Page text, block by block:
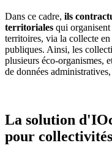
Dans ce cadre, ils
territoriales qui organisent
territoires, via la collecte
publiques. Ainsi, les
plusieurs éco-organismes,
de données
La solution
pour collectivités